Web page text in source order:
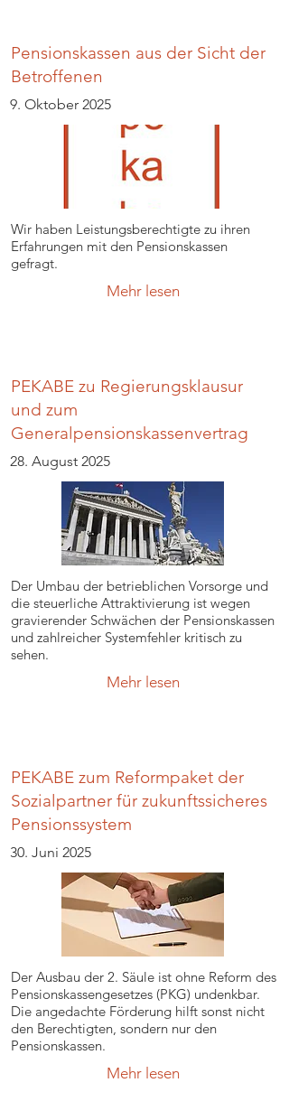
Pensionskassen aus der Sicht der
Betroffenen
9. Oktober 2025
Wir haben Leistungsberechtigte zu ihren
Erfahrungen mit den Pensionskassen
gefragt.
Mehr lesen
PEKABE zu Regierungsklausur
und zum
Generalpensionskassenvertrag
28. August 2025
Der Umbau der betrieblichen Vorsorge und
die steuerliche Attraktivierung ist wegen
gravierender Schwächen der Pensionskassen
und zahlreicher Systemfehler kritisch zu
sehen.
Mehr lesen
PEKABE zum Reformpaket der
Sozialpartner für zukunftssicheres
Pensionssystem
30. Juni 2025
Der Ausbau der 2. Säule ist ohne Reform des
Pensionskassengesetzes (PKG) undenkbar.
Die angedachte Förderung hilft sonst nicht
den Berechtigten, sondern nur den
Pensionskassen.
Mehr lesen